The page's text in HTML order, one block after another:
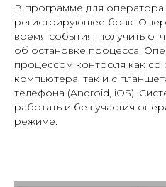
В программе для
регистрирующее брак.
время события, получить
об остановке процесса.
процессом контроля как со
компьютера, так и с
телефона (Android, iOS).
работать и без участия
режиме.